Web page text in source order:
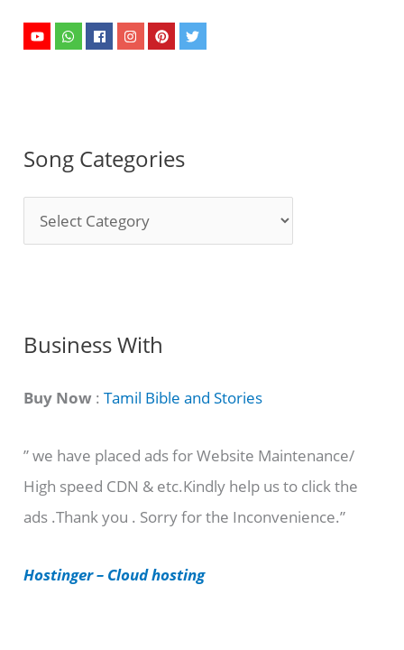
Song Categories
o
C
t
g
o
r
e
Business With
Buy Now :Tamil Bible and Stories
” we have placed ads for Website Maintenance/
High speed CDN & etc.Kindly help us to click the
ads .Thank you . Sorry for the Inconvenience.”
Hostinger – Cloud hosting